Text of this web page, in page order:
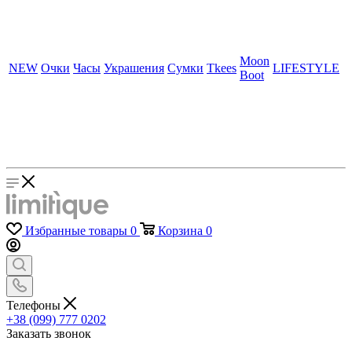
NEW Очки Часы Украшения Сумки Tkees
Moon
Boot
LIFESTYLE
Избранные товары 0 Корзина 0
Телефоны
+38 (099) 777 0202
Заказать звонок